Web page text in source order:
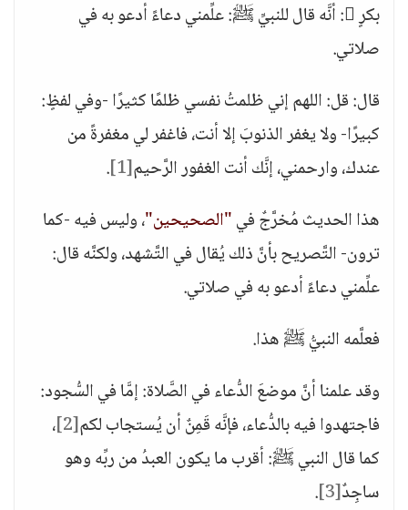
بكرٍ : أنَّه قال للنبيِّ ﷺ: علِّمني دعاءً أدعو به في
صلاتي.
قال: قل: اللهم إني ظلمتُ نفسي ظلمًا كثيرًا -وفي لفظٍ:
كبيرًا- ولا يغفر الذنوبَ إلا أنت، فاغفر لي مغفرةً من
عندك، وارحمني، إنَّك أنت الغفور الرَّحيم[1]
.
هذا الحديث مُخرَّجٌ في"الصحيحين"، وليس فيه -كما
ترون- التَّصريح بأنَّ ذلك يُقال في التَّشهد، ولكنَّه قال:
علِّمني دعاءً أدعو به في صلاتي.
فعلَّمه النبيُّ ﷺ هذا.
وقد علمنا أنَّ موضعَ الدُّعاء في الصَّلاة: إمَّا في السُّجود:
فاجتهدوا فيه بالدُّعاء، فإنَّه قَمِنٌ أن يُستجاب لكم[2] ،
كما قال النبي ﷺ: أقرب ما يكون العبدُ من ربِّه وهو
ساجِدٌ[3]
.